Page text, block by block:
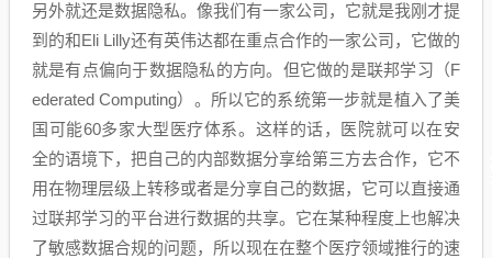
另外就还是数据隐私。像我们有一家公司，它就是我刚才提
到的和Eli Lilly还有英伟达都在重点合作的一家公司，它做的
就是有点偏向于数据隐私的方向。但它做的是联邦学习（F
ederated Computing）。所以它的系统第一步就是植入了美
国可能60多家大型医疗体系。这样的话，医院就可以在安
全的语境下，把自己的内部数据分享给第三方去合作，它不
用在物理层级上转移或者是分享自己的数据，它可以直接通
过联邦学习的平台进行数据的共享。它在某种程度上也解决
了敏感数据合规的问题，所以现在在整个医疗领域推行的速